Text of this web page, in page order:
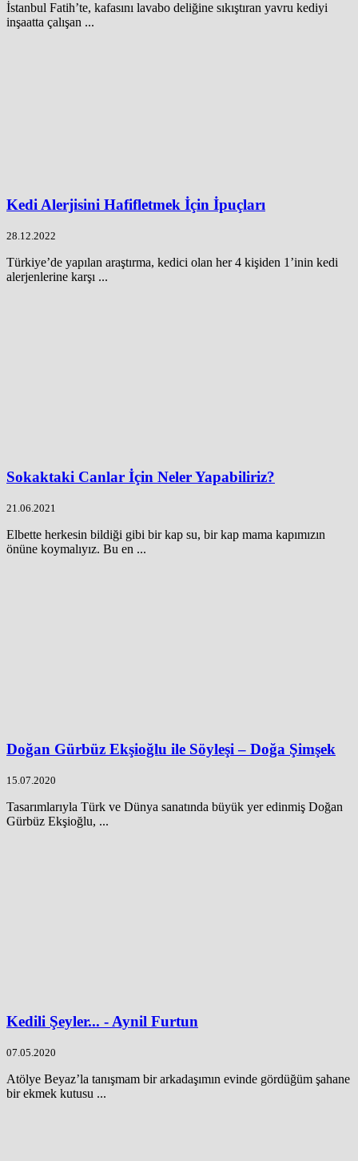
İstanbul Fatih’te, kafasını lavabo deliğine sıkıştıran yavru kediyi
inşaatta çalışan ...
Kedi Alerjisini Hafifletmek İçin İpuçları
28.12.2022
Türkiye’de yapılan araştırma, kedici olan her 4 kişiden 1’inin kedi
alerjenlerine karşı ...
Sokaktaki Canlar İçin Neler Yapabiliriz?
21.06.2021
Elbette herkesin bildiği gibi bir kap su, bir kap mama kapımızın
önüne koymalıyız. Bu en ...
Doğan Gürbüz Ekşioğlu ile Söyleşi – Doğa Şimşek
15.07.2020
Tasarımlarıyla Türk ve Dünya sanatında büyük yer edinmiş Doğan
Gürbüz Ekşioğlu, ...
Kedili Şeyler... - Aynil Furtun
07.05.2020
Atölye Beyaz’la tanışmam bir arkadaşımın evinde gördüğüm şahane
bir ekmek kutusu ...